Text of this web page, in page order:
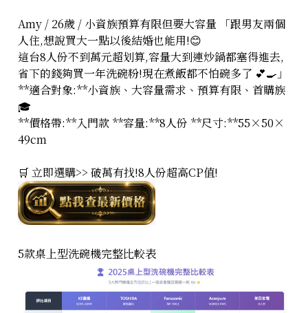
Amy / 26歲 / 小資族預算有限但要大容量 「跟男友兩個
人住,想說買大一點以後結婚也能用!😊
這台8人份不到萬元超划算,容量大到連炒鍋都塞得進去,
省下的錢夠買一年洗碗粉!現在煮飯都不怕碗多了 💕🍳」
**適合對象:**小資族、大容量需求、預算有限、首購族
🎓
**價格帶:**入門款 **容量:**8人份 **尺寸:**55×50×
49cm
🛒 立即選購>> 破萬有找!8人份超高CP值!
5款桌上型洗碗機完整比較表